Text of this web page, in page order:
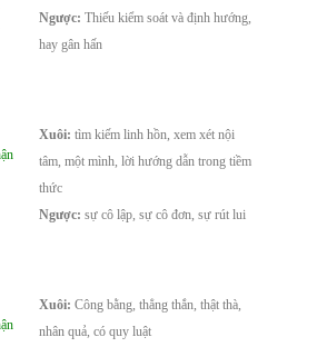
Ngược: Thiếu kiểm soát và định hướng,
hay gân hấn
Xuôi: tìm kiếm linh hồn, xem xét nội
tâm, một mình, lời hướng dẫn trong tiềm
thức
Ngược: sự cô lập, sự cô đơn, sự rút lui
Xuôi: Công bằng, thẳng thắn, thật thà,
nhân quả, có quy luật